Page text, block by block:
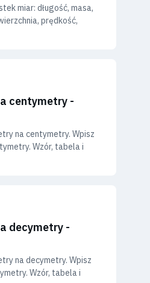
miar: długość, masa,
prędkość,
centymetry -
na centymetry. Wpisz
Wzór, tabela i
decymetry -
na decymetry. Wpisz
Wzór, tabela i